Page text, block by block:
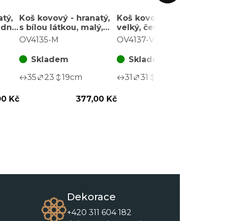
Kč
Koš kovový - hranatý,
s bílou látkou, malý,
černá konstrukce
OV4135-M
Skladem
35
23 19cm
377,00 Kč
Koš kovový - kulatý,
velký, černá
konstrukce
OV4137-V
Skladem
31
31
Dekorace
+420 311 604 182